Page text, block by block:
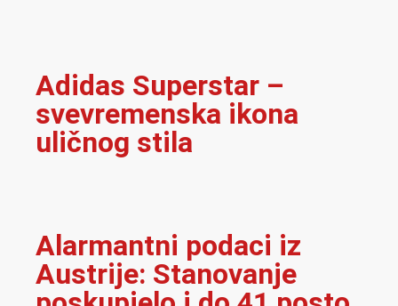
Adidas Superstar –
svevremenska ikona
uličnog stila
Alarmantni podaci iz
Austrije: Stanovanje